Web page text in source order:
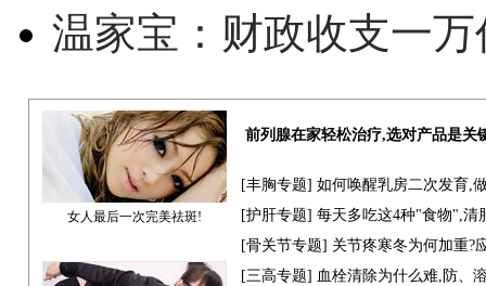
温家宝：财政收支一
女人最后一次完美祛斑!
前列腺在家轻松治疗,选对产品是关
[丰胸专题] 如何唤醒乳房二次发育,
[护肝专题] 每天多吃这4种"食物",清
[骨关节专题] 关节疼寒冬为何加重?
[三高专题] 血栓清除为什么难,防、